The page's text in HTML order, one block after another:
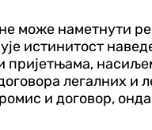
може наметнути
истинитост
легалних
и договор,